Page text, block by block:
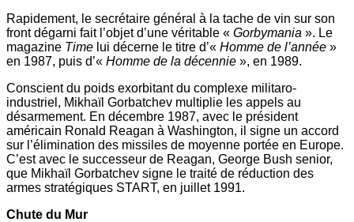
Rapidement, le secrétaire général à la tache de vin sur son
front dégarni fait l’objet d’une véritable « Gorbymania ». Le
magazine Time lui décerne le titre d’« Homme de l’année »
en 1987, puis d’« Homme de la décennie », en 1989.
Conscient du poids exorbitant du complexe militaro-
industriel, Mikhaïl Gorbatchev multiplie les appels au
désarmement. En décembre 1987, avec le président
américain Ronald Reagan à Washington, il signe un accord
sur l’élimination des missiles de moyenne portée en Europe.
C’est avec le successeur de Reagan, George Bush senior,
que Mikhaïl Gorbatchev signe le traité de réduction des
armes stratégiques START, en juillet 1991.
Chute du Mur